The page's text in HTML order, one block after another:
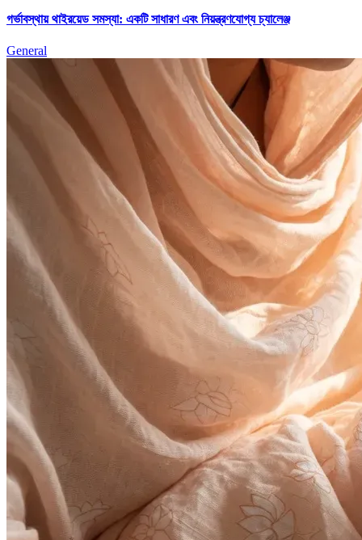
গর্ভাবস্থায় থাইরয়েড সমস্যা: একটি সাধারণ এবং নিয়ন্ত্রণযোগ্য চ্যালেঞ্জ
General